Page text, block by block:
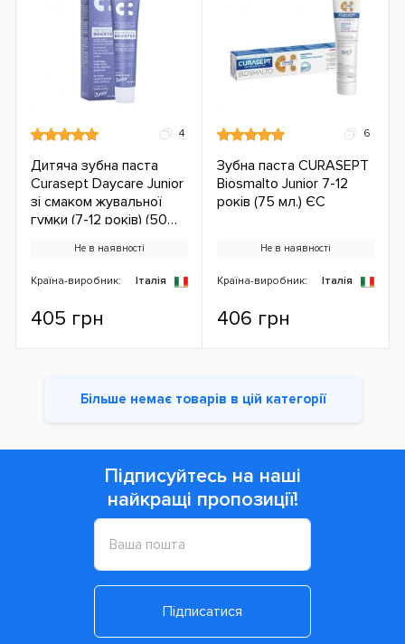
4
Дитяча зубна паста
Curasept Daycare Junior
зі смаком жувальної
гумки (7-12 років) (50
Не в наявності
Країна-виробник: Італія
405 грн
6
Зубна паста CURASEPT
Biosmalto Junior 7-12
років (75 мл.) ЄС
Не в наявності
Країна-виробник: Італія
406 грн
Більше немає товарів в цій категорії
Підписуйтесь на наші
найкращі пропозиції!
Підписатися